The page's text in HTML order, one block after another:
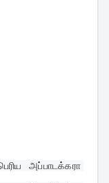
அப்பாடக்கரா